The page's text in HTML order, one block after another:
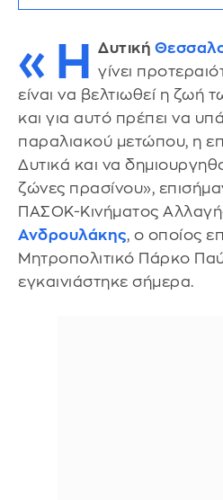
«Η Δυτική
γίνει
είναι να βελτιωθεί η ζωή
και για αυτό πρέπει να
παραλιακού μετώπου, η
Δυτικά και να
ζώνες πρασίνου»,
ΠΑΣΟΚ-Κινήματος
Ανδρουλάκης, ο οποίος
Μητροπολιτικό Πάρκο
εγκαινιάστηκε σήμερα.